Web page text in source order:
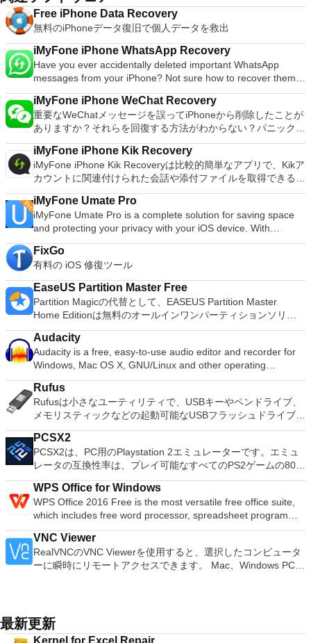
Free iPhone Data Recovery
無料のiPhoneデータ復旧で個人データを救出
iMyFone iPhone WhatsApp Recovery
Have you ever accidentally deleted important WhatsApp
messages from your iPhone? Not sure how to recover them?
Don’t panic. iMyfone iPhone WhatsApp Recovery is a
lightweight app that can help you recover your WhatsApp chat
history and attachments, such as photos, audio and video
files on your iPhone. iMyfone iPhone WhatsApp Recovery
works in situations such as accidental deletion, or from an
update that has overwritten conversations, or maybe even a
jailbreak problem. Key features include: Four recovery
modes: Smart Recovery, Recover from iOS Device, Recover
from iTunes backup, and Recover from iCloud backup. Easy
to use. Intuitive interface. iMyfone iPhone WhatsApp
Recovery allows you to scan your iPhone or backup files and
then preview the scan results. You can either fully or
selectively retrieve lost or deleted WhatsApp chat
conversations and media files and export them to your
other message attachments. Supported devices include:
iPhone 6/6 Plus, iPhone 5S/5c/5/4s/4/3GS, iPad Air/mini
2/4/mini, iPod Touch 5/4. (iOS 7 above). Looking for the Mac
version of iMyFone iPhone WhatsApp Recovery? Download
Here
iMyFone iPhone WeChat Recovery
重要なWeChatメッセージを誤ってiPhoneから削除したことが
ありますか？それらを回復する方法がわからない？パニックに
ならないでください。 iMyFone iPhone WeChat Recovery
は、iPhone上の写真、オーディオ、ビデオファイルなど、
WeChatチャットの履歴と添付ファイルを回復するのに役立つ
軽量アプリです。 iMyFone iPhone WeChat Recoveryは、誤
って削除したり、会話が上書きされたり、ジェイルブレイクの
問題が発生したりするアップデートからの状況で機能します。
主な機能は次のとおりです。 4つのリカバリモード：スマート
リカバリ、iOSデバイスからのリカバリ、iTunesバックアップ
からのリカバリ、iCloudバックアップからのリカバリ。 使い
やすい。 直感的なインターフェース。 iMyFone iPhone
WeChat Recoveryを使用すると、iPhoneまたはバックアップ
ファイルをスキャンして、スキャン結果をプレビューできま
す。紛失または削除されたWeChatの会話とメディアファイル
を完全にまたは選択して取得し、コンピューターにエクスポー
りです。写真、ビデオ、その他のメッセージの添付ファイル。
サポートされているデバイス：iPhone7 / 7 Plus、iPhone 6s /
6sPlus、iPhone 6/6 Plus、iPhone 5S / 5c / 5 / 4s / 4 / 3GS、
iPad Pro、iPad Air / 2 iPad mini 2/3/4 /、iPod 5/4をタッチしま
す。 （上記のiOS 7）。 MacバージョンのiMyFone iPhone
Wechat Recoveryをお探しですか？ここからダウンロード
iMyFone iPhone Kik Recovery
iMyFone iPhone Kik Recoveryは比較的簡単なアプリで、Kikア
カウントに関連付けられた会話や添付ファイルを取得できるよ
うに特別に設計されています。 iMyFone iPhone Kik Recovery
は非常に使いやすく、iOSデバイス、iTunes、iCloudバックア
ップからデータを復元できます。誤って削除してKikメッセー
ジを失う、会話を上書きした更新、または脱獄の問題など、さ
まざまな状況で機能します。 iMyFone iPhone Kik Recoveryを
使用すると、メッセージの内容や日付、添付された写真やビデ
オなど、会話の詳細を確認および確認してから、会話を正確に
回復できます。 このアプリでは、バックアップを作成してKik
メッセージをエクスポートすることもできます。タスク全体ま
たは特定の会話をバックアップできます。さらに、チャットを
HTMLファイルの形式でエクスポートし、コンピューターに保
存できます。 iMyFone iPhone Kik Recoveryを使用すると、メ
ッセージの内容や日付、添付された写真やビデオなど、会話の
詳細をプレビューして確認し、保存したい会話を回復できま
iPhone SE、iPhone 6s / 6s Plus、iPhone 6/6 Plus、iPhone
5s、iPhone 5c、iPhone 5、iPhone 4s、iPhone 4、iPad、
iPad Pro、iPad mini 3、iPad mini、iPad 2、iPad Air 2、iPad
mini 2、iPad 4、Retinaディスプレイ搭載iPad、iPad Air、iPod
touch 4、iPod touch 5。
iMyFone Umate Pro
iMyFone Umate Pro is a complete solution for saving space
and protecting your privacy with your iOS device. With
iMyFone Umate Pro you can clean all iOS files, including
photos, videos, private data, iMessages, and more! You can
even erase any sort of data; even previously deleted
information, thereby making it unrecoverable. Erasing your
data on an iOS device is imperative if you are to sell on your
old handset on an auction site or online marketplace. Have
you ever sold an old iPhone on eBay? Your apps, photos and
even Google searches on your phone can still be recovered -
even if you performed a factory reset! Factory resets are
simply not enough to remove your data but using a
professional data destroyer ensures that your information is
safe, regardless of whose hands it falls into. Many people are
not aware of the organized crime elements who target used
electronics for personal information. With iMyFone Umate Pro
ensures that the files you have already deleted are gone for
good. Permanently. This option allows you to can see what
data still remains on the device and be sure that the files you
previously deleted are no longer accessible or recoverable
even with the latest software. Erase All Data Permanently,
with 0% Recoverability iMyFone Umate Pro helps you erase
all your data stored on iPhone, iPod or iPad within several
clicks, and makes it unrecoverable by any recovery tool. Not
only can iMyFone Umate Pro ensure your data remains safe,
it can also free up iPhone storage as well. The junk file
cleaner, lossless photo compression and third party app
FixGo
有料の iOS 修復ツール
EaseUS Partition Master Free
Partition Magicの代替として、EASEUS Partition Master
Home Editionは無料のオールインワンパーティションソリュ
ーションおよびディスク管理ユーティリティです。パーティシ
ョンの拡張（特にシステムドライブ用）、ディスク領域の管
理、MBRおよびGUIDパーティションテーブル（GPT）ディス
クのディスク領域不足の問題の解決を可能にします。 パーテ
ィションのサイズ変更/移動システムドライブを拡張するディ
スクとパーティションをコピーパーティションをマージ分割パ
ーティション空き領域を再分配するダイナミックディスクの変
換パーティションを回復する
Audacity
Audacity is a free, easy-to-use audio editor and recorder for
Windows, Mac OS X, GNU/Linux and other operating
systems. You can use Audacity to: Record live audio. Convert
tapes and records into digital recordings or CDs. Edit Ogg
Vorbis, MP3, WAV or AIFF sound files. Cut, copy, splice or mix
sounds together. Change the speed or pitch of a recording.
Add new effects with LADSPA plug-ins. And more!
Rufus
Rufusは小さなユーティリティで、USBキーやペンドライブ、
メモリスティックなどの起動可能なUSBフラッシュドライブを
フォーマットおよび作成できます。 Rufusは、次のシナリオで
役立ちます。 Windows、Linux、およびUEFI用の起動可能な
ISOからUSBインストールメディアを作成する必要がある場
合。 OSがインストールされていないシステムで作業する必要
がある場合。 BIOSまたはその他のファームウェアをDOSから
フラッシュする必要がある場合。 低レベルのユーティリティ
を実行する必要がある場合。 Rufusは次の* ISOで動作しま
す：Arch Linux、Archbang、BartPE / pebuilder、CentOS、
Damn Small Linux、Fedora、FreeDOS、Gentoo、
gNewSense、Hiren&#39;s Boot CD、LiveXP、Knoppix、
Kubuntu、Linux Mint、NT Password Registry Editor、
OpenSUSE、Parted Magic、Slackware、Tails、Trinity
ん。 サポートされている言語は次のとおりです。インドネシ
ア語、マレーシア語、セシュティナ、ダンスク、ドイツ語、英
PCSX2
PCSX2は、PC用のPlaystation 2エミュレーターです。エミュ
レータの互換性率は、プレイ可能なすべてのPS2ゲームの80％
以上を誇っています。かなり強力なコンピューターを所有して
いる場合、PCSX2は優れたエミュレーターです。また、この
アプリケーションはローエンドコンピューターのサポートも提
供するため、Playstation 2コンソールのすべての所有者は、
PCで動作するゲームを見ることができます。 PCSX2エミュレ
ーターを使用すると、PS2コントローラーを使用して、本物の
プレイステーション体験をシミュレートできます。このアプリ
ケーションでは、ディスクからゲームを直接実行することも、
限のメモリーカード：好きなだけメモリーカードを保存でき、
8MBから64MBまでの単一の物理カードに制限されなくなりま
WPS Office for Windows
WPS Office 2016 Free is the most versatile free office suite,
which includes free word processor, spreadsheet program
and presentation maker. With these three programs you will
easily be able to deal with any office related tasks. WPS
Office 2016 Free has multiple language support for English,
French, German, Spanish, Portuguese,Russian and Polish
adjustment tool and multiple tabbed feature. It also has a PDF
converter, spell check and word count feature. WPS Office
VNC Viewer
RealVNCのVNC Viewerを使用すると、選択したコンピュータ
ーに瞬時にリモートアクセスできます。 Mac、Windows PC、
ードを制御したりできます。 VNC Viewerは、インストールと
使用が簡単です。制御したいデバイスでインストーラーを実行
最新更新
Kernel for Excel Repair